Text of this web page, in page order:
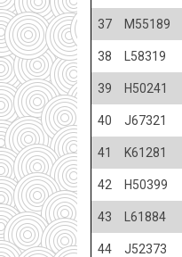
37 M55189
38 L58319
39 H50241
40 J67321
41 K61281
42 H50399
43 L61884
44 J52373